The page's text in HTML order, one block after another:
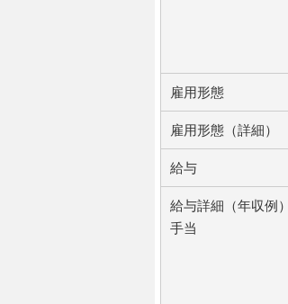
雇用形態
雇用形態（詳細）
給与
給与詳細（年収例
手当